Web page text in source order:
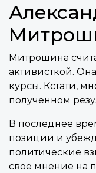
Митрошина
активисткой.
курсы. Кстати,
полученном
В последнее
позиции и
политические
свое мнение на